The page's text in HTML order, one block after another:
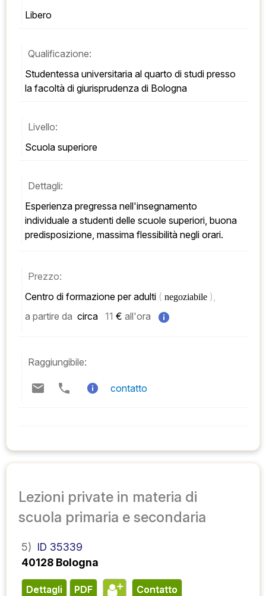
Libero
Qualificazione:
Studentessa universitaria al quarto di studi presso
la facoltà di giurisprudenza di Bologna
Livello:
Scuola superiore
Dettagli:
Esperienza pregressa nell'insegnamento
individuale a studenti delle scuole superiori, buona
predisposizione, massima flessibilità negli orari.
Prezzo:
Centro di formazione per adulti ( negoziabile ),
a partire da circa 11 € all'ora
Raggiungibile:
contatto
Lezioni private in materia di
scuola primaria e secondaria
5) ID 35339
40128 Bologna
Dettagli PDF contatto